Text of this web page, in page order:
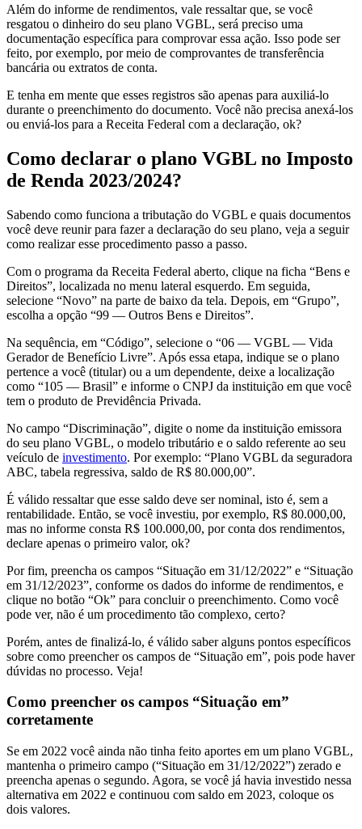
Além do informe de rendimentos, vale ressaltar que, se você
resgatou o dinheiro do seu plano VGBL, será preciso uma
documentação específica para comprovar essa ação. Isso pode ser
feito, por exemplo, por meio de comprovantes de transferência
bancária ou extratos de conta.
E tenha em mente que esses registros são apenas para auxiliá-lo
durante o preenchimento do documento. Você não precisa anexá-los
ou enviá-los para a Receita Federal com a declaração, ok?
Como declarar o plano VGBL no Imposto
de Renda 2023/2024?
Sabendo como funciona a tributação do VGBL e quais documentos
você deve reunir para fazer a declaração do seu plano, veja a seguir
como realizar esse procedimento passo a passo.
Com o programa da Receita Federal aberto, clique na ficha “Bens e
Direitos”, localizada no menu lateral esquerdo. Em seguida,
selecione “Novo” na parte de baixo da tela. Depois, em “Grupo”,
escolha a opção “99 — Outros Bens e Direitos”.
Na sequência, em “Código”, selecione o “06 — VGBL — Vida
Gerador de Benefício Livre”. Após essa etapa, indique se o plano
pertence a você (titular) ou a um dependente, deixe a localização
como “105 — Brasil” e informe o CNPJ da instituição em que você
tem o produto de Previdência Privada.
No campo “Discriminação”, digite o nome da instituição emissora
do seu plano VGBL, o modelo tributário e o saldo referente ao seu
veículo de investimento. Por exemplo: “Plano VGBL da seguradora
ABC, tabela regressiva, saldo de R$ 80.000,00”.
É válido ressaltar que esse saldo deve ser nominal, isto é, sem a
rentabilidade. Então, se você investiu, por exemplo, R$ 80.000,00,
mas no informe consta R$ 100.000,00, por conta dos rendimentos,
declare apenas o primeiro valor, ok?
Por fim, preencha os campos “Situação em 31/12/2022” e “Situação
em 31/12/2023”, conforme os dados do informe de rendimentos, e
clique no botão “Ok” para concluir o preenchimento. Como você
pode ver, não é um procedimento tão complexo, certo?
Porém, antes de finalizá-lo, é válido saber alguns pontos específicos
sobre como preencher os campos de “Situação em”, pois pode haver
dúvidas no processo. Veja!
Como preencher os campos “Situação em”
corretamente
Se em 2022 você ainda não tinha feito aportes em um plano VGBL,
mantenha o primeiro campo (“Situação em 31/12/2022”) zerado e
preencha apenas o segundo. Agora, se você já havia investido nessa
alternativa em 2022 e continuou com saldo em 2023, coloque os
dois valores.